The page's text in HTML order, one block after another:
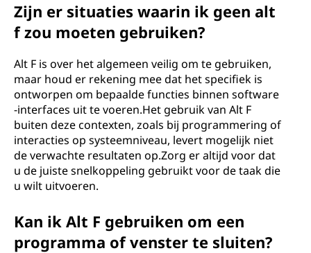
Zijn er situaties waarin ik geen alt
f zou moeten gebruiken?
Alt F is over het algemeen veilig om te gebruiken,
maar houd er rekening mee dat het specifiek is
ontworpen om bepaalde functies binnen software
-interfaces uit te voeren.Het gebruik van Alt F
buiten deze contexten, zoals bij programmering of
interacties op systeemniveau, levert mogelijk niet
de verwachte resultaten op.Zorg er altijd voor dat
u de juiste snelkoppeling gebruikt voor de taak die
u wilt uitvoeren.
Kan ik Alt F gebruiken om een ​​
programma of venster te sluiten?